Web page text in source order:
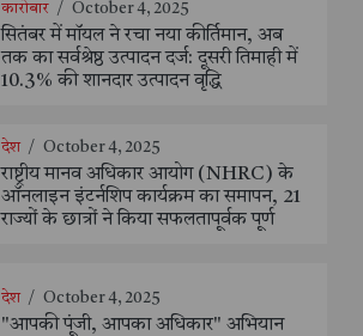
कारोबार / October 4, 2025
सितंबर में मॉयल ने रचा नया कीर्तिमान, अब
तक का सर्वश्रेष्ठ उत्पादन दर्ज: दूसरी तिमाही में
10.3% की शानदार उत्पादन वृद्धि
देश / October 4, 2025
राष्ट्रीय मानव अधिकार आयोग (NHRC) के
ऑनलाइन इंटर्नशिप कार्यक्रम का समापन, 21
राज्यों के छात्रों ने किया सफलतापूर्वक पूर्ण
देश / October 4, 2025
"आपकी पूंजी, आपका अधिकार" अभियान